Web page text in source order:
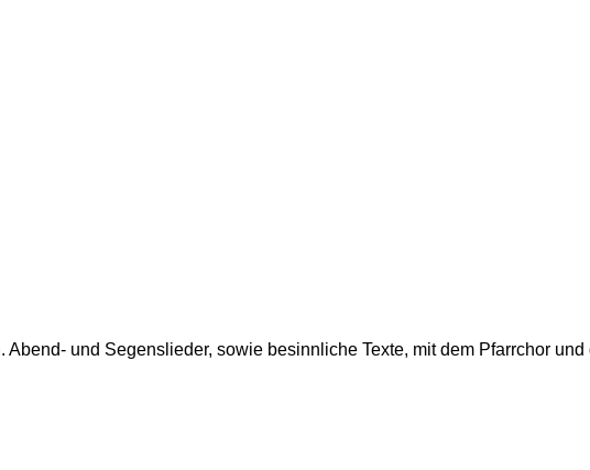
Abend- und Segenslieder, sowie besinnliche Texte, mit dem Pfarrchor